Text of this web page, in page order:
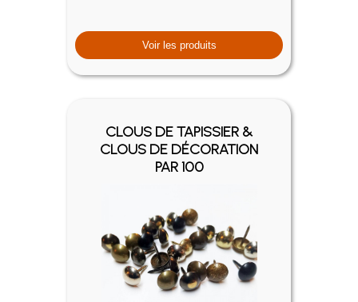
Voir les produits
CLOUS DE TAPISSIER &
CLOUS DE DÉCORATION
PAR 100